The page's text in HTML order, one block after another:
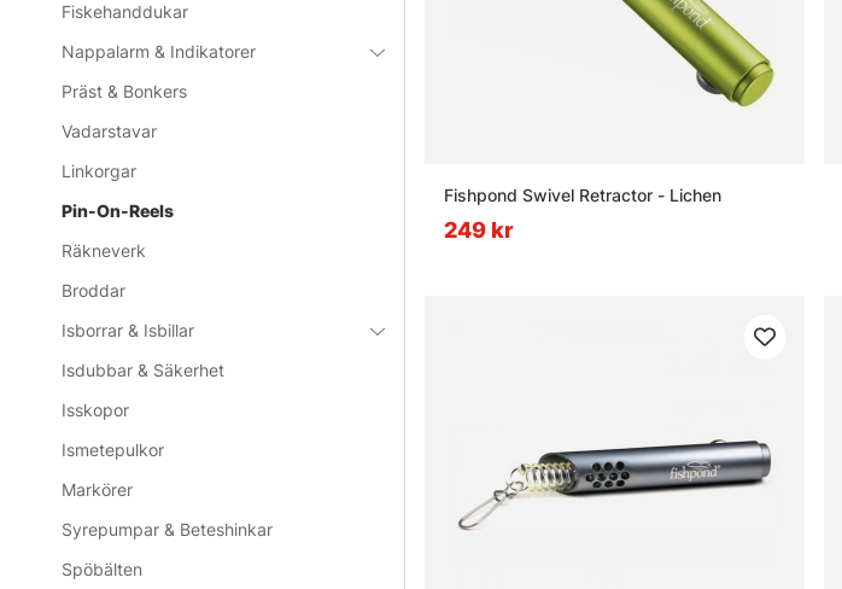
Fiskehanddukar
Nappalarm & Indikatorer
Präst & Bonkers
Vadarstavar
Linkorgar
Pin-On-Reels
Räkneverk
Broddar
Isborrar & Isbillar
Isdubbar & Säkerhet
Isskopor
Ismetepulkor
Markörer
Syrepumpar & Beteshinkar
Spöbälten
Fishpond Swivel Retractor - Lichen
249 kr